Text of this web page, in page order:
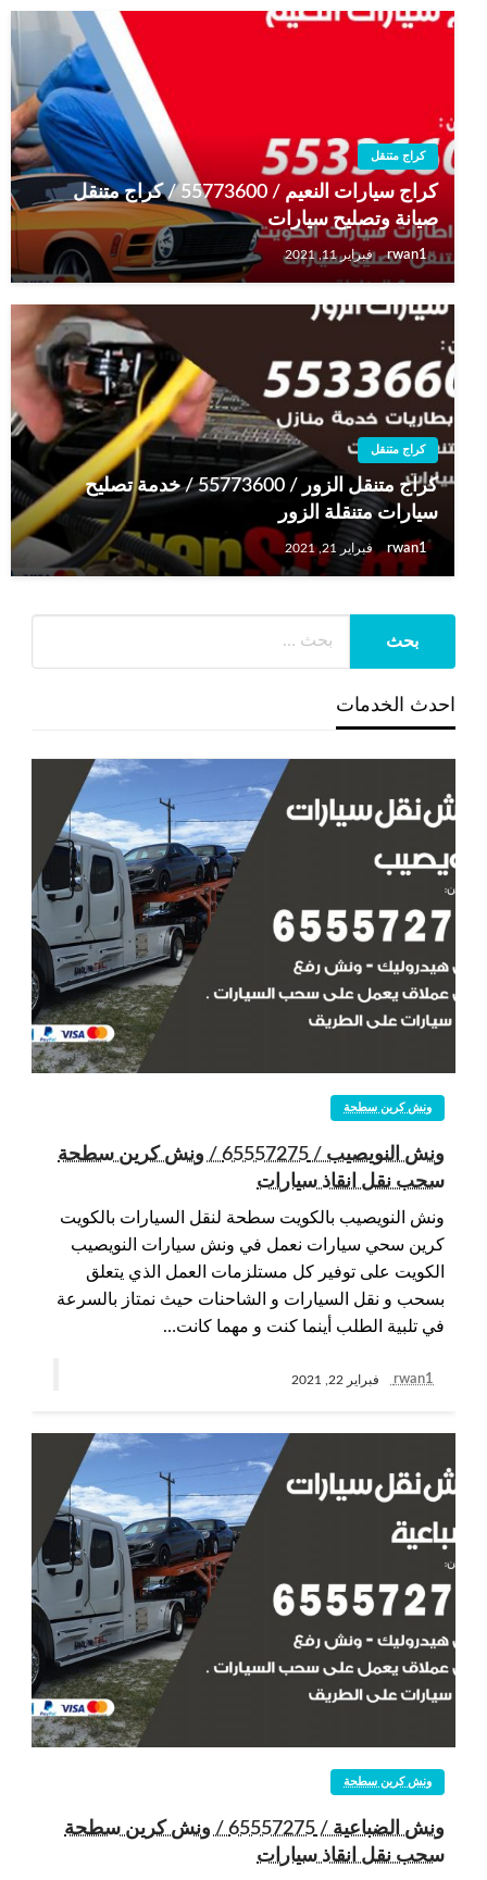
كراج متنقل
كراج سيارات النعيم / 55773600‬ / كراج متنقل
صيانة وتصليح سيارات
rwan1 فبراير 11, 2021
كراج متنقل
كراج متنقل الزور / 55773600‬ / خدمة تصليح
سيارات متنقلة الزور
rwan1 فبراير 21, 2021
احدث الخدمات
ونش كرين سطحة
ونش النويصيب / 65557275 / ونش كرين سطحة
سحب نقل انقاذ سيارات
ونش النويصيب بالكويت سطحة لنقل السيارات بالكويت
كرين سحي سيارات نعمل في ونش سيارات النويصيب
الكويت على توفير كل مستلزمات العمل الذي يتعلق
بسحب و نقل السيارات و الشاحنات حيث نمتاز بالسرعة
في تلبية الطلب أينما كنت و مهما كانت…
rwan1 فبراير 22, 2021
ونش كرين سطحة
ونش الضباعية / 65557275 / ونش كرين سطحة
سحب نقل انقاذ سيارات